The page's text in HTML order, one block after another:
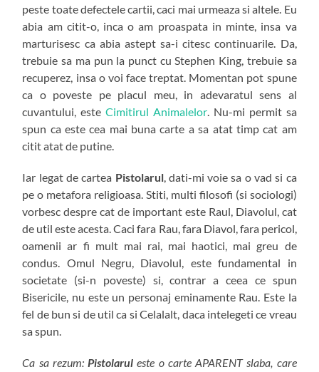
peste toate defectele cartii, caci mai urmeaza si altele. Eu
abia am citit-o, inca o am proaspata in minte, insa va
marturisesc ca abia astept sa-i citesc continuarile. Da,
trebuie sa ma pun la punct cu Stephen King, trebuie sa
recuperez, insa o voi face treptat. Momentan pot spune
ca o poveste pe placul meu, in adevaratul sens al
cuvantului, esteCimitirul Animalelor. Nu-mi permit sa
spun ca este cea mai buna carte a sa atat timp cat am
citit atat de putine.
Iar legat de cartea Pistolarul, dati-mi voie sa o vad si ca
pe o metafora religioasa. Stiti, multi filosofi (si sociologi)
vorbesc despre cat de important este Raul, Diavolul, cat
de util este acesta. Caci fara Rau, fara Diavol, fara pericol,
oamenii ar fi mult mai rai, mai haotici, mai greu de
condus. Omul Negru, Diavolul, este fundamental in
societate (si-n poveste) si, contrar a ceea ce spun
Bisericile, nu este un personaj eminamente Rau. Este la
fel de bun si de util ca si Celalalt, daca intelegeti ce vreau
sa spun.
Ca sa rezum:Pistolarul este o carte APARENT slaba, care